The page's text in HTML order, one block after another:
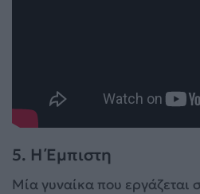
5. Η Έμπιστη
Μία γυναίκα που εργάζεται